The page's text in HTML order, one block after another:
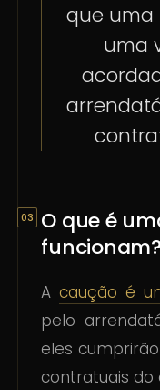
que uma
uma
O que é
funcionam?
Acaução é
pelo
eles
contratuais